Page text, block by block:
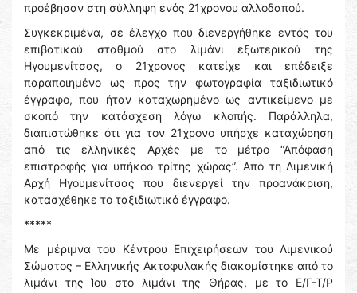
προέβησαν στη σύλληψη ενός 21χρονου αλλοδαπού.
Συγκεκριμένα, σε έλεγχο που διενεργήθηκε εντός του
επιβατικού σταθμού στο λιμάνι εξωτερικού της
Ηγουμενίτσας, ο 21χρονος κατείχε και επέδειξε
παραποιημένο ως προς την φωτογραφία ταξιδιωτικό
έγγραφο, που ήταν καταχωρημένο ως αντικείμενο με
σκοπό την κατάσχεση λόγω κλοπής. Παράλληλα,
διαπιστώθηκε ότι για τον 21χρονο υπήρχε καταχώρηση
από τις ελληνικές Αρχές με το μέτρο “Απόφαση
επιστροφής για υπήκοο τρίτης χώρας”. Από τη Λιμενική
Αρχή Ηγουμενίτσας που διενεργεί την προανάκριση,
κατασχέθηκε το ταξιδιωτικό έγγραφο.
*****
Με μέριμνα του Κέντρου Επιχειρήσεων του Λιμενικού
Σώματος – Ελληνικής Ακτοφυλακής διακομίστηκε από το
λιμάνι της Ίου στο λιμάνι της Θήρας, με το Ε/Γ-Τ/Ρ